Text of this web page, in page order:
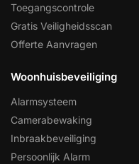
Toegangscontrole
Gratis Veiligheidsscan
Offerte Aanvragen
Woonhuisbeveiliging
Alarmsysteem
Camerabewaking
Inbraakbeveiliging
Persoonlijk Alarm